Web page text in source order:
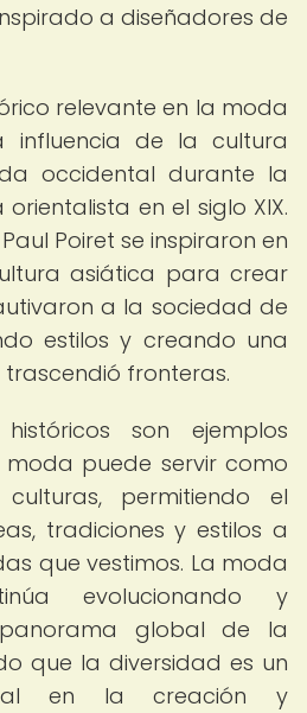
a diseñadores de
relevante en la moda
influencia de la cultura
occidental durante la
en el siglo XIX.
Poiret se inspiraron en
asiática para crear
a la sociedad de
estilos y creando una
fronteras.
son ejemplos
puede servir como
permitiendo el
tradiciones y estilos a
que vestimos. La moda
evolucionando y
global de la
que la diversidad es un
en la creación y